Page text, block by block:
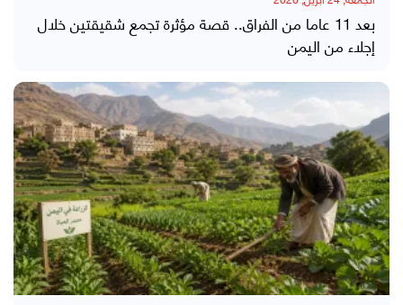
بعد 11 عاما من الفراق.. قصة مؤثرة تجمع شقيقتين خلال
إجلاء من اليمن